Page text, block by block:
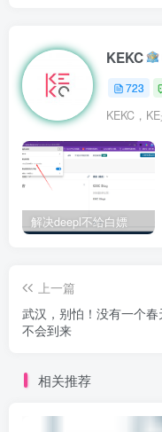
KEKC
723
解决deepl不给白嫖
上一篇
武汉，别怕！没有一个春
不会到来
相关推荐